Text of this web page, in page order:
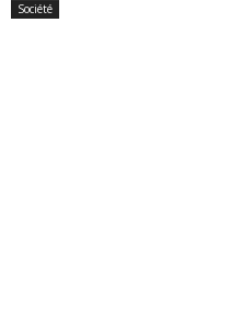
Société